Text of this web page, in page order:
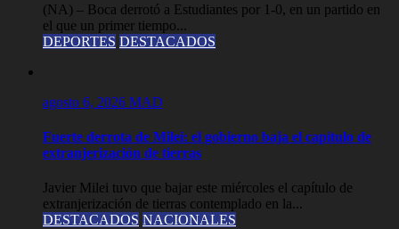
(NA) – Boca derrotó a Estudiantes por 1-0, en un partido en
el que un primer tiempo...
DEPORTES DESTACADOS
agosto 6, 2026 MAD
Fuerte derrota de Milei: el gobierno baja el capítulo de
extranjerización de tierras
Javier Milei tuvo que bajar este miércoles el capítulo de
extranjerización de tierras contemplado en la...
DESTACADOS NACIONALES